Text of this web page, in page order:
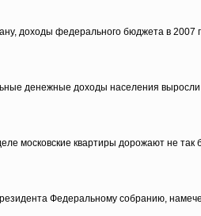
доходы федерального бюджета в 2007
денежные доходы населения
московские квартиры дорожают не так
Федеральному собранию,